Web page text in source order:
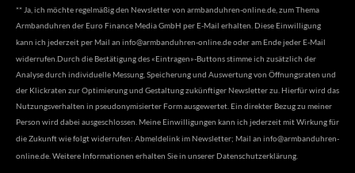
** Ja, ich möchte regelmäßig den Newsletter von armbanduhren-online.de, zum Thema
Armbanduhren der Euro Finance Media GmbH per E-Mail erhalten. Diese Einwilligung
kann ich jederzeit per Mail an info@armbanduhren-online.deoder am Ende jeder E-Mail
widerrufen.Durch die Bestätigung des «Eintragen»-Buttons stimme ich zusätzlich der
Analyse durch individuelle Messung, Speicherung und Auswertung von Öffnungsraten und
der Klickraten zur Optimierung und Gestaltung zukünftiger Newsletter zu. Hierfür wird das
Nutzungsverhalten in pseudonymisierter Form ausgewertet. Ein direkter Bezug zu meiner
Person wird dabei ausgeschlossen. Meine Einwilligungen kann ich jederzeit mit Wirkung für
die Zukunft wie folgt widerrufen: Abmeldelink im Newsletter; Mail an info@armbanduhren-
online.de . Weitere Informationen erhalten Sie in unserer Datenschutzerklärung